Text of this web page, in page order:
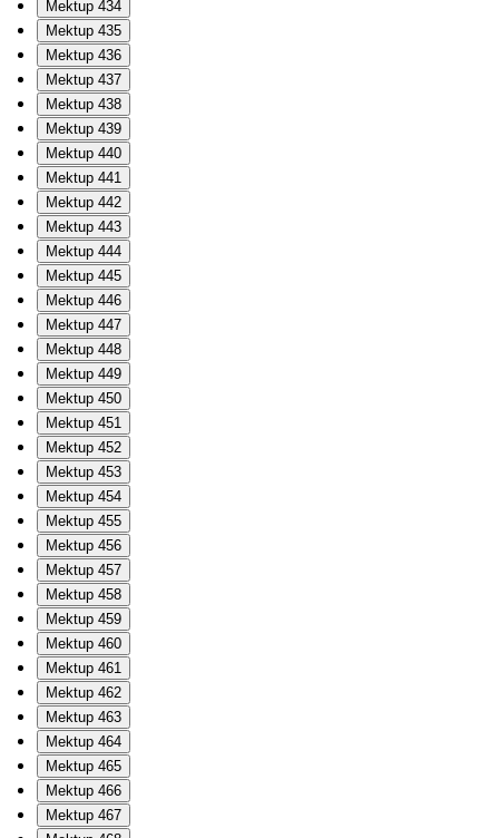
Mektup 434
Mektup 435
Mektup 436
Mektup 437
Mektup 438
Mektup 439
Mektup 440
Mektup 441
Mektup 442
Mektup 443
Mektup 444
Mektup 445
Mektup 446
Mektup 447
Mektup 448
Mektup 449
Mektup 450
Mektup 451
Mektup 452
Mektup 453
Mektup 454
Mektup 455
Mektup 456
Mektup 457
Mektup 458
Mektup 459
Mektup 460
Mektup 461
Mektup 462
Mektup 463
Mektup 464
Mektup 465
Mektup 466
Mektup 467